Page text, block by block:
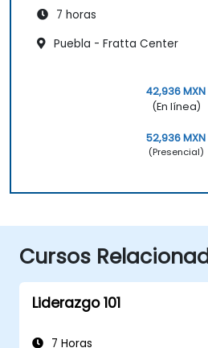
7 horas
Puebla - Fratta Center
42,936 MXN
(En línea)
52,936 MXN
(Presencial)
Cursos
Liderazgo 101
7 Horas